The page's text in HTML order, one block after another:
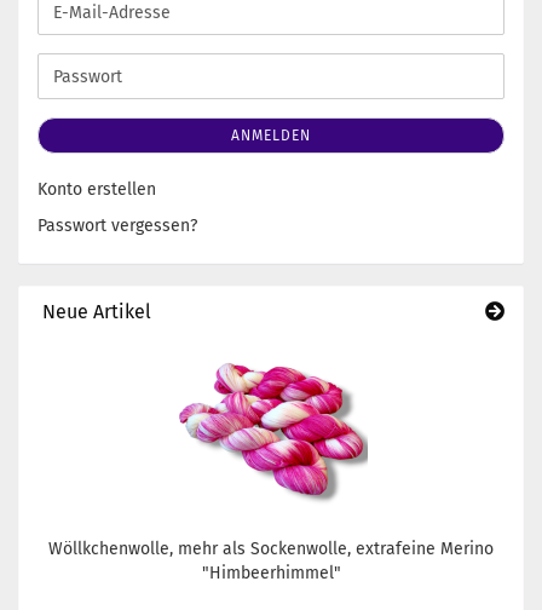
E-
Mail-
Adresse
Passwort
ANMELDEN
Konto erstellen
Passwort vergessen?
Neue Artikel
Wöllkchenwolle, mehr als Sockenwolle, extrafeine Merino
"Himbeerhimmel"